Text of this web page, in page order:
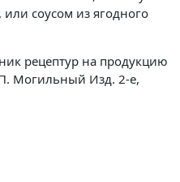
соусом из ягодного
рецептур на продукцию
Могильный Изд. 2-е,